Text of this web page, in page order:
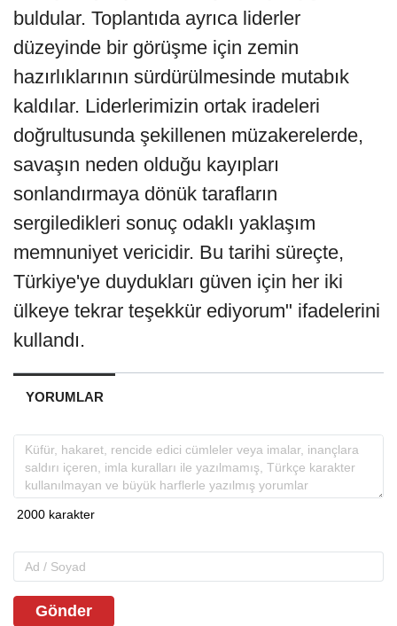
buldular. Toplantıda ayrıca liderler
düzeyinde bir görüşme için zemin
hazırlıklarının sürdürülmesinde mutabık
kaldılar. Liderlerimizin ortak iradeleri
doğrultusunda şekillenen müzakerelerde,
savaşın neden olduğu kayıpları
sonlandırmaya dönük tarafların
sergiledikleri sonuç odaklı yaklaşım
memnuniyet vericidir. Bu tarihi süreçte,
Türkiye'ye duydukları güven için her iki
ülkeye tekrar teşekkür ediyorum" ifadelerini
kullandı.
YORUMLAR
Gönder